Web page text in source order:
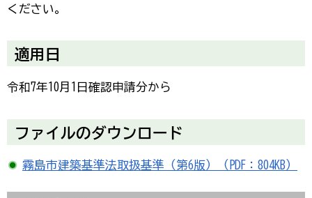
ください。
適用日
令和7年10月1日確認申請分から
ファイルのダウンロード
霧島市建築基準法取扱基準（第6版）（PDF：804KB）